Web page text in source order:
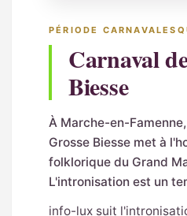
PÉRIODE
Carnaval
Biesse
À Marche-en-
Grosse Biesse met à
folklorique du Grand
L'intronisation est un
info-lux suit